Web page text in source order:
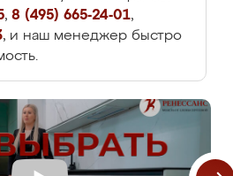
, 8 (495) 665-24-01,
, и наш менеджер быстро